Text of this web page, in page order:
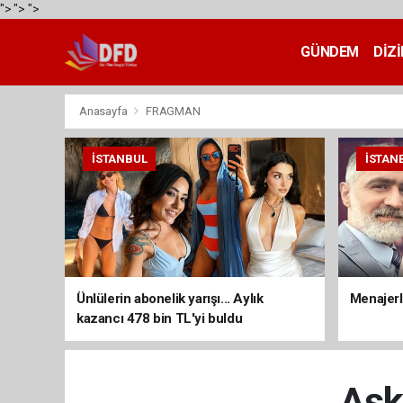
">"> ">
GÜNDEM
Anasayfa FRAGMAN
İSTANBUL
Ünlülerin abonelik yarışı... Aylık
kazancı 478 bin TL'yi buldu